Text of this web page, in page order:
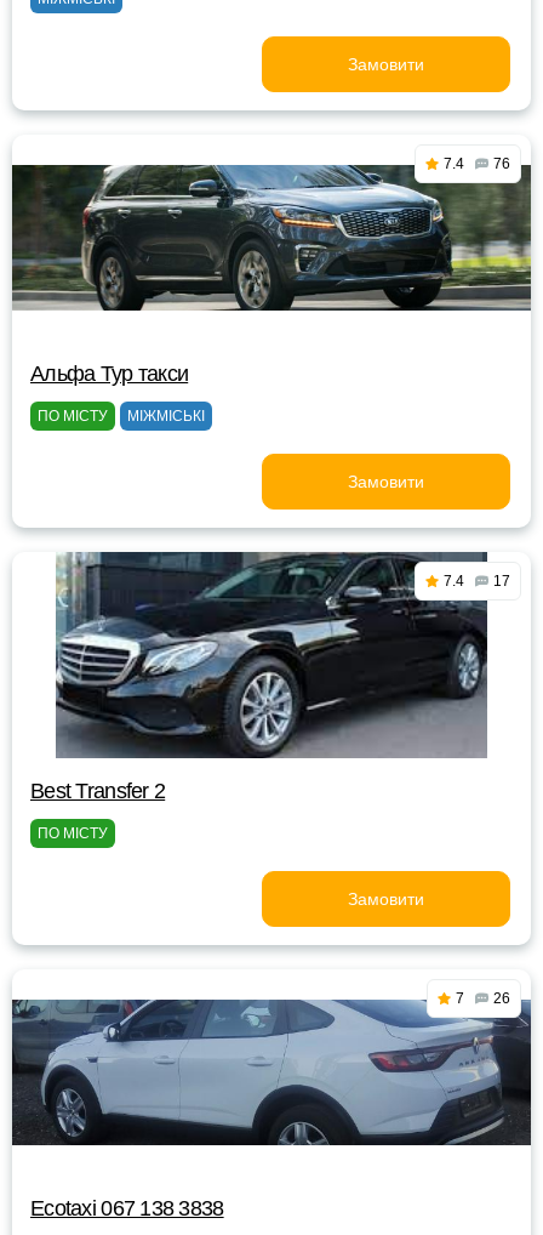
Замовити
7.4 76
Альфа Тур такси
ПО МІСТУ МІЖМІСЬКІ
Замовити
7.4 17
Best Transfer 2
ПО МІСТУ
Замовити
7 26
Ecotaxi 067 138 3838